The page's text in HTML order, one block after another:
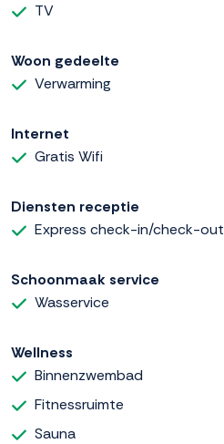
TV
Woon gedeelte
Verwarming
Internet
Gratis Wifi
Diensten receptie
Express check-in/check-out
Schoonmaak service
Wasservice
Wellness
Binnenzwembad
Fitnessruimte
Sauna